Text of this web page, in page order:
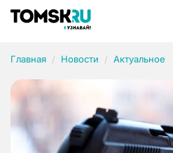
Главная Новости Актуальное